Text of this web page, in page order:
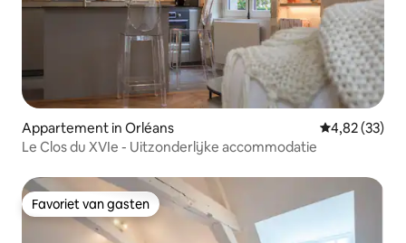
Appartement in Orléans Gemiddelde
4,82 (33)
Le Clos du XVIe - Uitzonderlijke accommodatie
Favoriet van gasten
Favoriet van gasten